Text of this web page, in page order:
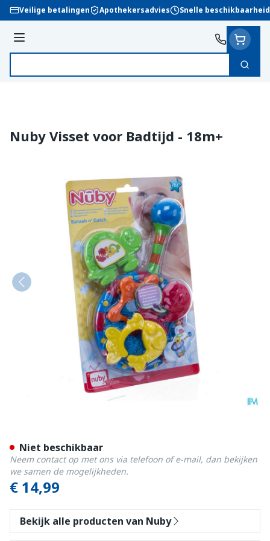
Ga naar de inhoud
Veilige betalingen Apothekersadvies Snelle beschikbaarheid
Menu
Zoek
Nuby Visset voor Badtijd - 18m+
€ 14,99
Niet beschikbaar
Neem contact op met ons via telefoon of e-mail, dan bekijken
we samen de mogelijkheden.
Bekijk alle producten van Nuby